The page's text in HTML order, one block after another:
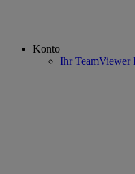
Konto
Ihr TeamViewer